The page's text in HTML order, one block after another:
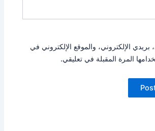
الإلكتروني، والموقع الإلكتروني في
المرة المقبلة في تعليقي.